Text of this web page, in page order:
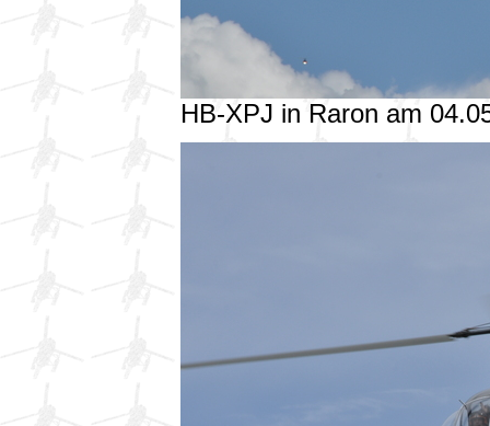
HB-XPJ in Raron am